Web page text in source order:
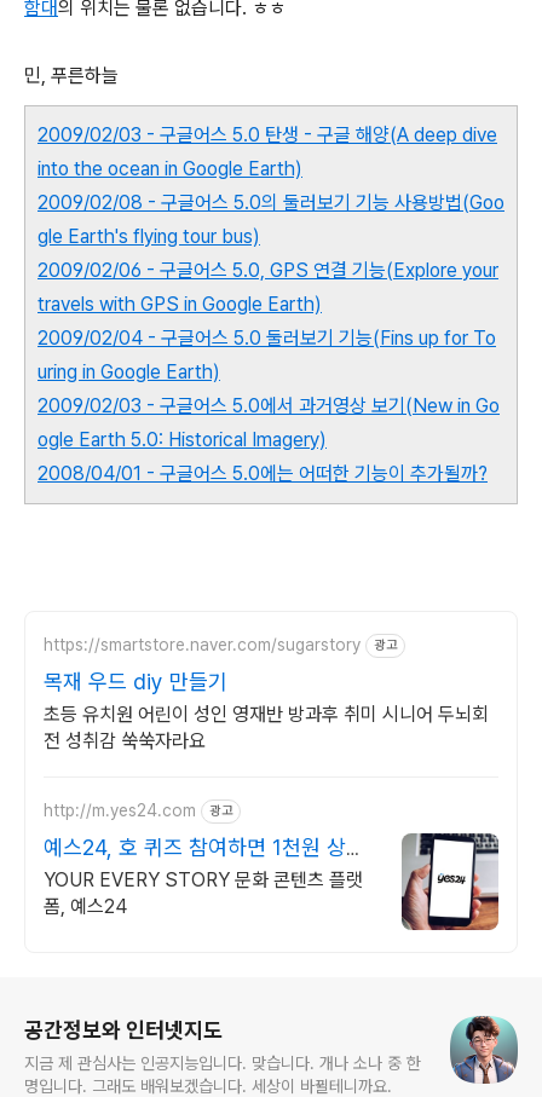
함대의 위치는 물론 없습니다. ㅎㅎ
민, 푸른하늘
2009/02/03 - 구글어스 5.0 탄생 - 구글 해양(A deep dive
into the ocean in Google Earth)
2009/02/08 - 구글어스 5.0의 둘러보기 기능 사용방법(Goo
gle Earth's flying tour bus)
2009/02/06 - 구글어스 5.0, GPS 연결 기능(Explore your
travels with GPS in Google Earth)
2009/02/04 - 구글어스 5.0 둘러보기 기능(Fins up for To
uring in Google Earth)
2009/02/03 - 구글어스 5.0에서 과거영상 보기(New in Go
ogle Earth 5.0: Historical Imagery)
2008/04/01 - 구글어스 5.0에는 어떠한 기능이 추가될까?
https://smartstore.naver.com/sugarstory 광고
목재 우드 diy 만들기
초등 유치원 어린이 성인 영재반 방과후 취미 시니어 두뇌회
전 성취감 쑥쑥자라요
http://m.yes24.com 광고
예스24, 호 퀴즈 참여하면 1천원 상품
권
YOUR EVERY STORY 문화 콘텐츠 플랫
폼, 예스24
공간정보와 인터넷지도
지금 제 관심사는 인공지능입니다. 맞습니다. 개나 소나 중 한
명입니다. 그래도 배워보겠습니다. 세상이 바뀔테니까요.